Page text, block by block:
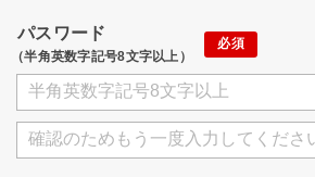
パスワード
（半角英数字記号8文字以上）